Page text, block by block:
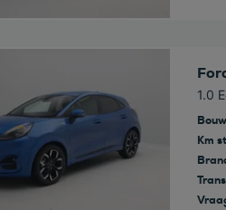
1.0
Km